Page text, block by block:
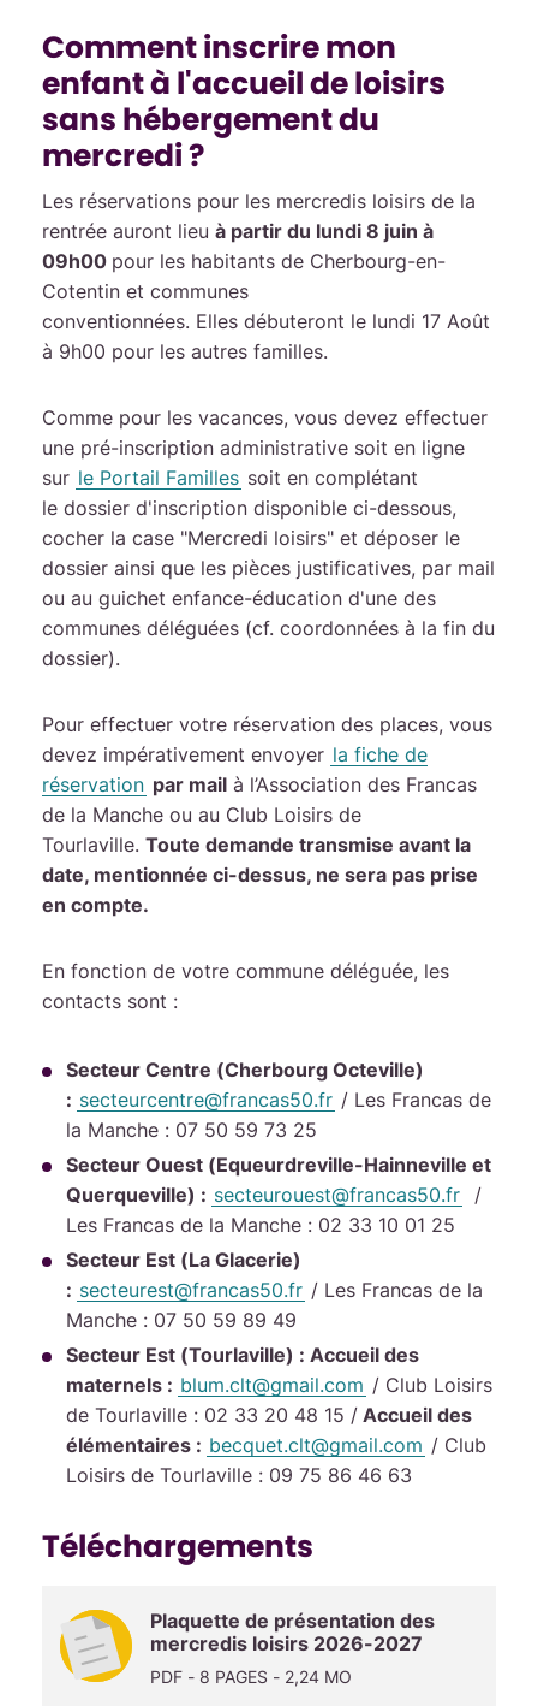
Comment inscrire mon
enfant à l'accueil de loisirs
sans hébergement du
mercredi ?
Les réservations pour les mercredis loisirs de la
rentrée auront lieu à partir du lundi 8 juin à
09h00 pour les habitants de Cherbourg-en-
Cotentin et communes
conventionnées. Elles débuteront le lundi 17 Août
à 9h00 pour les autres familles.
Comme pour les vacances, vous devez effectuer
une pré-inscription administrative soit en ligne
sur le Portail Familles soit en complétant
le dossier d'inscription disponible ci-dessous,
cocher la case "Mercredi loisirs" et déposer le
dossier ainsi que les pièces justificatives, par mail
ou au guichet enfance-éducation d'une des
communes déléguées (cf. coordonnées à la fin du
dossier).
Pour effectuer votre réservation des places, vous
devez impérativement envoyer la fiche de
réservation par mail à l’Association des Francas
de la Manche ou au Club Loisirs de
Tourlaville. Toute demande transmise avant la
date, mentionnée ci-dessus, ne sera pas prise
en compte.
En fonction de votre commune déléguée, les
contacts sont :
Secteur Centre (Cherbourg Octeville)
: secteurcentre@francas50.fr / Les Francas de
la Manche : 07 50 59 73 25
Secteur Ouest (Equeurdreville-Hainneville et
Querqueville) : secteurouest@francas50.fr /
Les Francas de la Manche : 02 33 10 01 25
Secteur Est (La Glacerie)
: secteurest@francas50.fr / Les Francas de la
Manche : 07 50 59 89 49
Secteur Est (Tourlaville) : Accueil des
maternels : blum.clt@gmail.com / Club Loisirs
de Tourlaville : 02 33 20 48 15 / Accueil des
élémentaires : becquet.clt@gmail.com / Club
Loisirs de Tourlaville : 09 75 86 46 63
Téléchargements
Plaquette de présentation des
mercredis loisirs 2026-2027
PDF - 8 PAGES - 2,24 MO